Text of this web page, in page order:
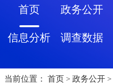
首页 政务公开
信息分析 调查数据
当前位置： 首页 > 政务公开 >